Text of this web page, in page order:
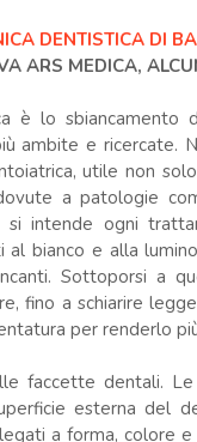
DENTISTICA DI
ARS MEDICA,
è lo sbiancamento
ambite e ricercate.
utile non solo
a patologie
si intende ogni
bianco e alla
Sottoporsi a
fino a schiarire
per renderlo
faccette dentali.
esterna del
a forma, colore